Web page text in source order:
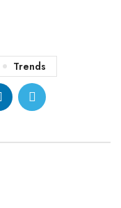
Trends